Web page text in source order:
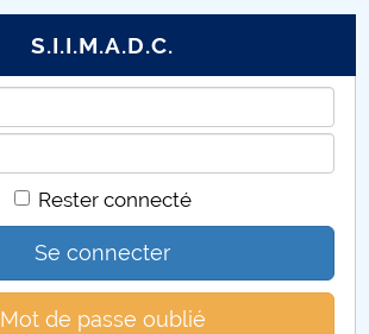
S.I.I.M.A.D.C.
Rester connecté
Se connecter
Mot de passe oublié